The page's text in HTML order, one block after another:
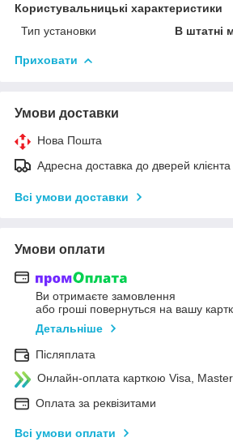
Користувальницькі характеристики
Тип установки
В штатні
Приховати
Умови доставки
Нова Пошта
Адресна доставка до дверей клієнта
Всі умови доставки
Умови оплати
Ви отримаєте замовлення
або гроші повернуться на вашу
Детальніше
Післяплата
Онлайн-оплата карткою Visa,
Оплата за реквізитами
Всі умови оплати